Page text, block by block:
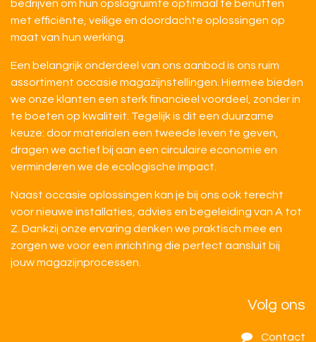
bedrijven om hun opslagruimte optimaal te benutten
met efficiënte, veilige en doordachte oplossingen op
maat van hun werking.
Een belangrijk onderdeel van ons aanbod is ons ruim
assortiment occasie magazijnstellingen. Hiermee bieden
we onze klanten een sterk financieel voordeel, zonder in
te boeten op kwaliteit. Tegelijk is dit een duurzame
keuze: door materialen een tweede leven te geven,
dragen we actief bij aan een circulaire economie en
verminderen we de ecologische impact.
Naast occasie oplossingen kan je bij ons ook terecht
voor nieuwe installaties, advies en begeleiding van A tot
Z. Dankzij onze ervaring denken we praktisch mee en
zorgen we voor een inrichting die perfect aansluit bij
jouw magazijnprocessen.
Volg ons
Contact